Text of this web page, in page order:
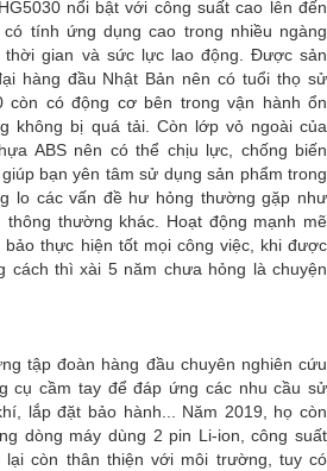
nổi bật với công suất cao lên đến
tính ứng dụng cao trong nhiều ngàng
thời gian và sức lực lao động. Được sản
hàng đầu Nhật Bản nên có tuổi thọ sử
còn có động cơ bên trong vận hành ổn
không bị quá tải. Còn lớp vỏ ngoài của
ABS nên có thể chịu lực, chống biến
bạn yên tâm sử dụng sản phẩm trong
lo các vấn đề hư hỏng thường gặp như
thường khác. Hoạt động mạnh mẽ
bảo thực hiện tốt mọi công việc, khi được
cách thì xài 5 năm chưa hỏng là chuyện
tập đoàn hàng đầu chuyên nghiên cứu
cụ cầm tay để đáp ứng các nhu cầu sử
lắp đặt bảo hành... Năm 2019, họ còn
dòng máy dùng 2 pin Li-ion, công suất
còn thân thiện với môi trường, tuy có